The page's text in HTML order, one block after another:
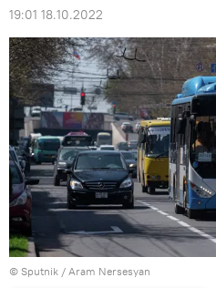
19:01 18.10.2022
© Sputnik / Aram Nersesyan